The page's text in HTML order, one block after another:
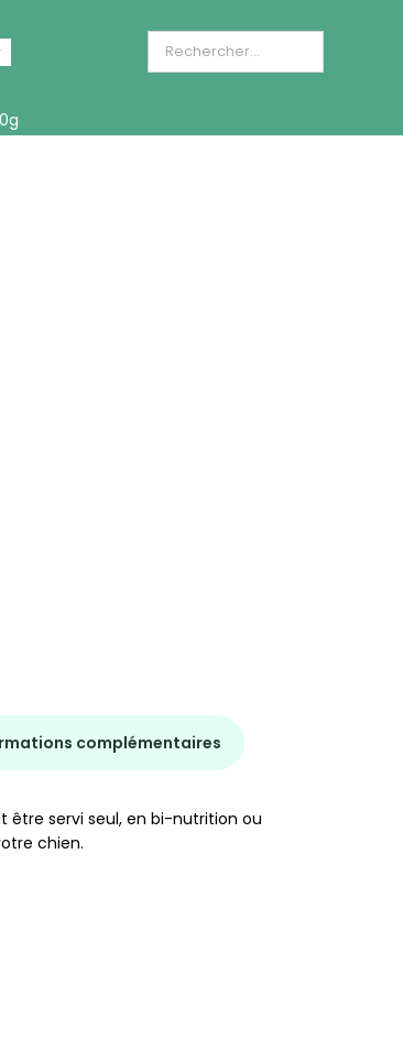
complémentaires
être servi seul, en bi-nutrition ou
chien.